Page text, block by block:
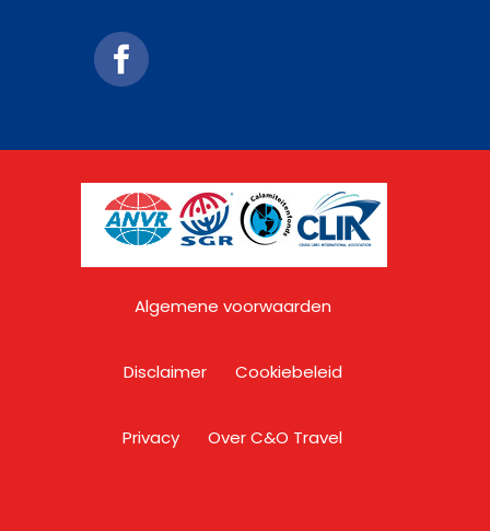
Algemene voorwaarden
Disclaimer Cookiebeleid
Privacy Over C&O Travel